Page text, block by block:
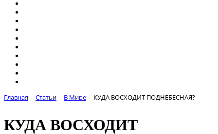
Главная Статьи В Мире КУДА ВОСХОДИТ ПОДНЕБЕСНАЯ?
КУДА ВОСХОДИТ